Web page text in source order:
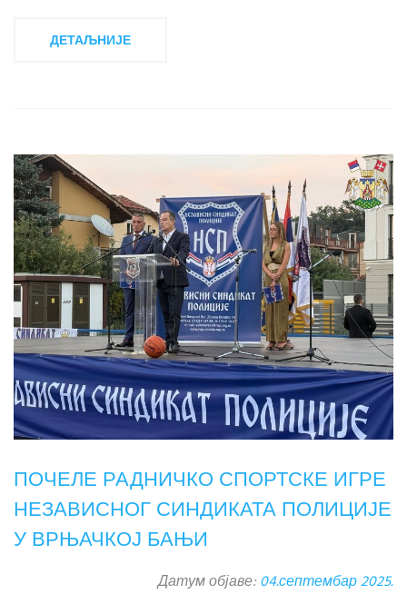
ДЕТАЉНИЈЕ
ПОЧЕЛЕ РАДНИЧКО СПОРТСКЕ ИГРЕ
НЕЗАВИСНОГ СИНДИКАТА ПОЛИЦИЈЕ
У ВРЊАЧКОЈ БАЊИ
Датум објаве:04.септембар 2025.